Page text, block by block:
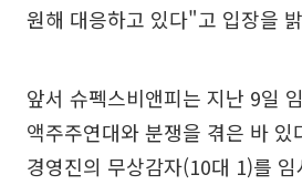
원해 대응하고 있다"고 입장을
앞서 슈펙스비앤피는 지난 9일
액주주연대와 분쟁을 겪은 바 있
경영진의 무상감자(10대 1)를